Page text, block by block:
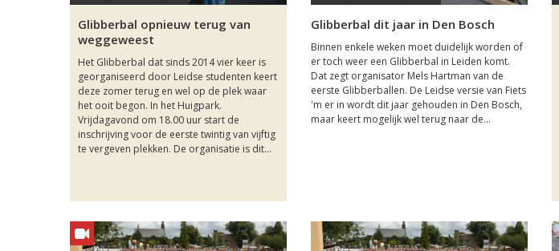
Glibberbal opnieuw terug van
weggeweest
Het Glibberbal dat sinds 2014 vier keer is
georganiseerd door Leidse studenten keert
deze zomer terug en wel op de plek waar
het ooit begon. In het Huigpark.
Vrijdagavond om 18.00 uur start de
inschrijving voor de eerste twintig van vijftig
te vergeven plekken. De organisatie is dit...
Glibberbal dit jaar in Den Bosch
Binnen enkele weken moet duidelijk worden of
er toch weer een Glibberbal in Leiden komt.
Dat zegt organisator Mels Hartman van de
eerste Glibberballen. De Leidse versie van Fiets
'm er in wordt dit jaar gehouden in Den Bosch,
maar keert mogelijk wel terug naar de...